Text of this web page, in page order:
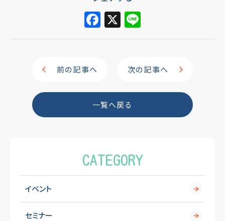
F
a
o
o
X
n
前の記事へ 次の記事へ
一覧へ戻る
CATEGORY
イベント
セミナー